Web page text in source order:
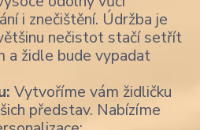
i znečištění. Údržba je
nečistot stačí setřít
a židle bude vypadat
Vytvoříme vám židličku
představ. Nabízíme